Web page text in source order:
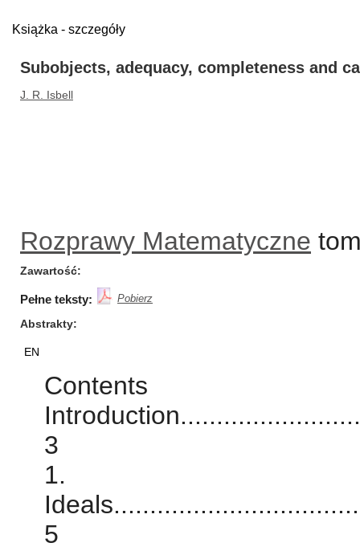
Książka - szczegóły
Subobjects, adequacy, completeness and
J. R. Isbell
Rozprawy Matematyczne
Zawartość
Pełne teksty: Pobierz
Abstrakty
EN
Contents
3
1.
5